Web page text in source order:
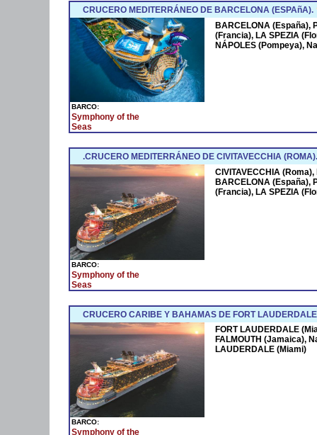
CRUCERO MEDITERRÁNEO DE BARCELONA (ESPAñA).
BARCO:
Symphony of the
Seas
BARCELONA (España),
(Francia), LA SPEZIA
NÁPOLES (Pompeya),
.CRUCERO MEDITERRÁNEO DE CIVITAVECCHIA (ROMA).
BARCO:
Symphony of the
Seas
CIVITAVECCHIA
BARCELONA (España),
(Francia), LA SPEZIA
CRUCERO CARIBE Y BAHAMAS DE FORT
BARCO:
Symphony of the
FORT LAUDERDALE
FALMOUTH (Jamaica),
LAUDERDALE (Miami)